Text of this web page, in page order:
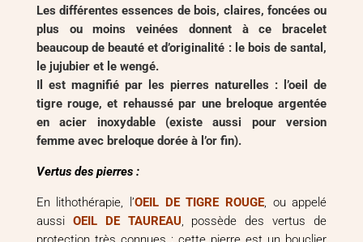
Les différentes essences de bois, claires, foncées ou
plus ou moins veinées donnent à ce bracelet
beaucoup de beauté et d’originalité : le bois de santal,
le jujubier et le wengé.
Il est magnifié par les pierres naturelles : l’oeil de
tigre rouge, et rehaussé par une breloque argentée
en acier inoxydable (existe aussi pour version
femme avec breloque dorée à l’or fin).
Vertus des pierres :
En lithothérapie, l’OEIL DE TIGRE ROUGE, ou appelé
aussi OEIL DE TAUREAU, possède des vertus de